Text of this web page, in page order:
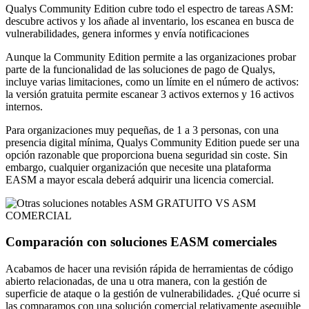
Qualys Community Edition cubre todo el espectro de tareas ASM:
descubre activos y los añade al inventario, los escanea en busca de
vulnerabilidades, genera informes y envía notificaciones
Aunque la Community Edition permite a las organizaciones probar
parte de la funcionalidad de las soluciones de pago de Qualys,
incluye varias limitaciones, como un límite en el número de activos:
la versión gratuita permite escanear 3 activos externos y 16 activos
internos.
Para organizaciones muy pequeñas, de 1 a 3 personas, con una
presencia digital mínima, Qualys Community Edition puede ser una
opción razonable que proporciona buena seguridad sin coste. Sin
embargo, cualquier organización que necesite una plataforma
EASM a mayor escala deberá adquirir una licencia comercial.
ASM GRATUITO VS ASM
COMERCIAL
Comparación con soluciones EASM comerciales
Acabamos de hacer una revisión rápida de herramientas de código
abierto relacionadas, de una u otra manera, con la gestión de
superficie de ataque o la gestión de vulnerabilidades. ¿Qué ocurre si
las comparamos con una solución comercial relativamente asequible